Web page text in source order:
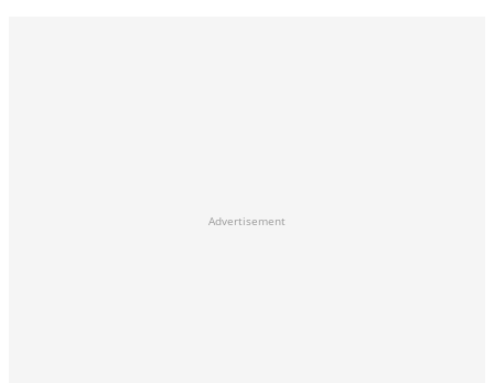
Advertisement